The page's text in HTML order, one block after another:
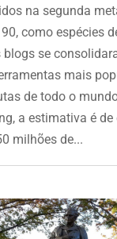
na segunda
como espécies
blogs se
mais
de todo o
a estimativa é de
milhões de...